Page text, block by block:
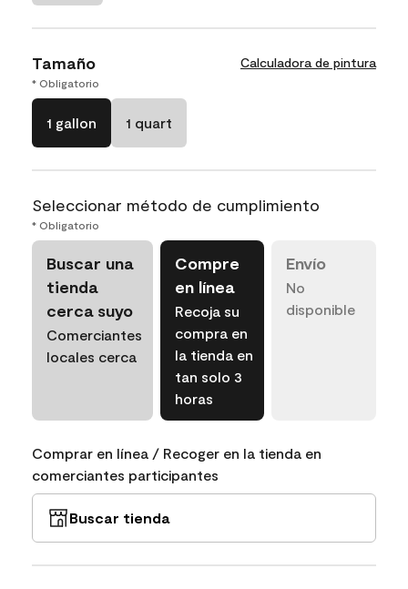
Tamaño Calculadora de pintura
* Obligatorio
1 gallon 1 quart
Seleccionar método de cumplimiento
* Obligatorio
Buscar una
tienda
cerca suyo
Comerciantes
locales cerca
Compre
en línea
Recoja su
compra en
la tienda en
tan solo 3
horas
Envío
No
disponible
Comprar en línea / Recoger en la tienda en
comerciantes participantes
Buscar tienda